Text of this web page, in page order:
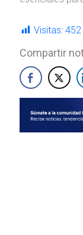
Visitas: 452
Compartir